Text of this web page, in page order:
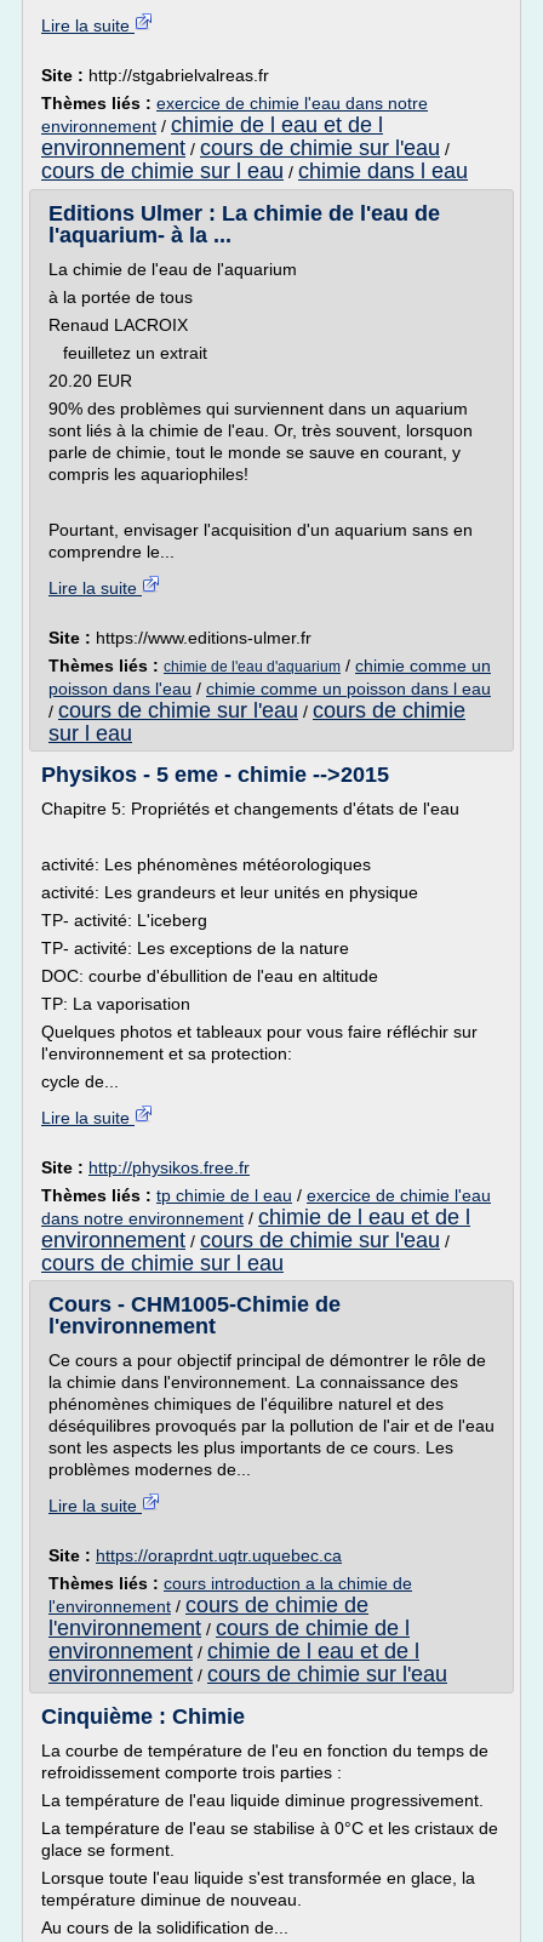
Lire la suite
Site : http://stgabrielvalreas.fr
Thèmes liés : exercice de chimie l'eau dans notre
environnement / chimie de l eau et de l
environnement / cours de chimie sur l'eau /
cours de chimie sur l eau / chimie dans l eau
Editions Ulmer : La chimie de l'eau de
l'aquarium- à la ...
La chimie de l'eau de l'aquarium
à la portée de tous
Renaud LACROIX
feuilletez un extrait
20.20 EUR
90% des problèmes qui surviennent dans un aquarium
sont liés à la chimie de l'eau. Or, très souvent, lorsquon
parle de chimie, tout le monde se sauve en courant, y
compris les aquariophiles!
Pourtant, envisager l'acquisition d'un aquarium sans en
comprendre le...
Lire la suite
Site : https://www.editions-ulmer.fr
Thèmes liés : chimie de l'eau d'aquarium / chimie comme un
poisson dans l'eau / chimie comme un poisson dans l eau
/ cours de chimie sur l'eau / cours de chimie
sur l eau
Physikos - 5 eme - chimie -->2015
Chapitre 5: Propriétés et changements d'états de l'eau
activité: Les phénomènes météorologiques
activité: Les grandeurs et leur unités en physique
TP- activité: L'iceberg
TP- activité: Les exceptions de la nature
DOC: courbe d'ébullition de l'eau en altitude
TP: La vaporisation
Quelques photos et tableaux pour vous faire réfléchir sur
l'environnement et sa protection:
cycle de...
Lire la suite
Site : http://physikos.free.fr
Thèmes liés : tp chimie de l eau / exercice de chimie l'eau
dans notre environnement / chimie de l eau et de l
environnement / cours de chimie sur l'eau /
cours de chimie sur l eau
Cours - CHM1005-Chimie de
l'environnement
Ce cours a pour objectif principal de démontrer le rôle de
la chimie dans l'environnement. La connaissance des
phénomènes chimiques de l'équilibre naturel et des
déséquilibres provoqués par la pollution de l'air et de l'eau
sont les aspects les plus importants de ce cours. Les
problèmes modernes de...
Lire la suite
Site : https://oraprdnt.uqtr.uquebec.ca
Thèmes liés : cours introduction a la chimie de
l'environnement / cours de chimie de
l'environnement / cours de chimie de l
environnement / chimie de l eau et de l
environnement / cours de chimie sur l'eau
Cinquième : Chimie
La courbe de température de l'eu en fonction du temps de
refroidissement comporte trois parties :
La température de l'eau liquide diminue progressivement.
La température de l'eau se stabilise à 0°C et les cristaux de
glace se forment.
Lorsque toute l'eau liquide s'est transformée en glace, la
température diminue de nouveau.
Au cours de la solidification de...